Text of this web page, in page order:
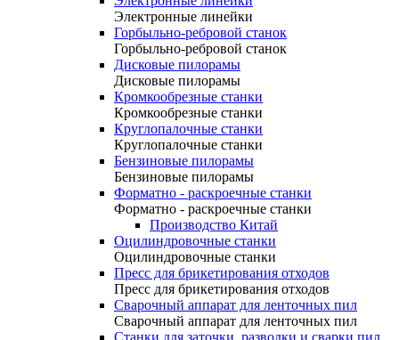
Электронные линейки
Горбыльно-ребровой станок
Горбыльно-ребровой станок
Дисковые пилорамы
Дисковые пилорамы
Кромкообрезные станки
Кромкообрезные станки
Круглопалочные станки
Круглопалочные станки
Бензиновые пилорамы
Бензиновые пилорамы
Форматно - раскроечные станки
Форматно - раскроечные станки
Производство Китай
Оцилиндровочные станки
Оцилиндровочные станки
Пресс для брикетирования отходов
Пресс для брикетирования отходов
Сварочный аппарат для ленточных пил
Сварочный аппарат для ленточных пил
Станки для заточки, разводки и сварки пил